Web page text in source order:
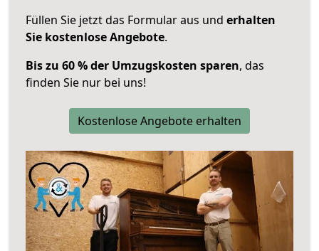
Füllen Sie jetzt das Formular aus und erhalten
Sie kostenlose Angebote.
Bis zu 60 % der Umzugskosten sparen, das
finden Sie nur bei uns!
Kostenlose Angebote erhalten